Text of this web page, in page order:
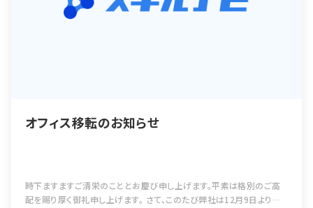
オフィス移転のお知らせ
時下ますますご清栄のこととお慶び申し上げます。平素は格別のご高
配を賜り厚く御礼申し上げます。 さて、このたび弊社は12月9日より下